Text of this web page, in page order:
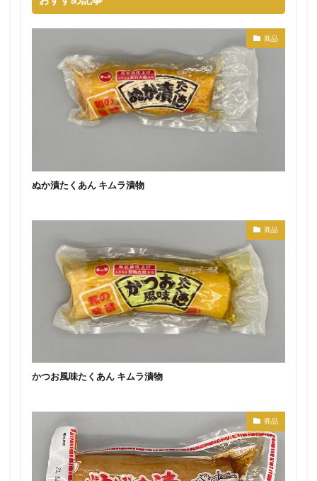
商品
ぬか漬たくあん キムラ漬物
商品
かつお風味たくあん キムラ漬物
商品